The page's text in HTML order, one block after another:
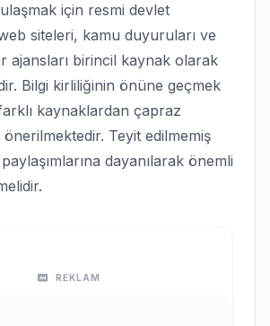
için resmi devlet
siteleri, kamu duyuruları ve
ajansları birincil kaynak olarak
Bilgi kirliliğinin önüne geçmek
kaynaklardan çapraz
Teyit edilmemiş
dayanılarak önemli
REKLAM